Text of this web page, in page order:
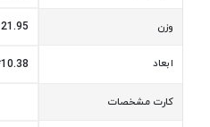
وزن 21.95 قیراط
ابعاد 10.38* 14.23*16.44 میلیمتر
کارت مشخصات